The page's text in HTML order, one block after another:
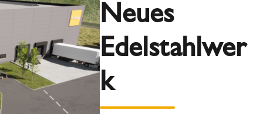
Neues
Edelstahlwer
k